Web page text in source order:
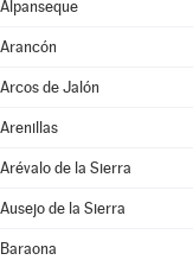
Alpanseque
Arancón
Arcos de Jalón
Arenillas
Arévalo de la Sierra
Ausejo de la Sierra
Baraona